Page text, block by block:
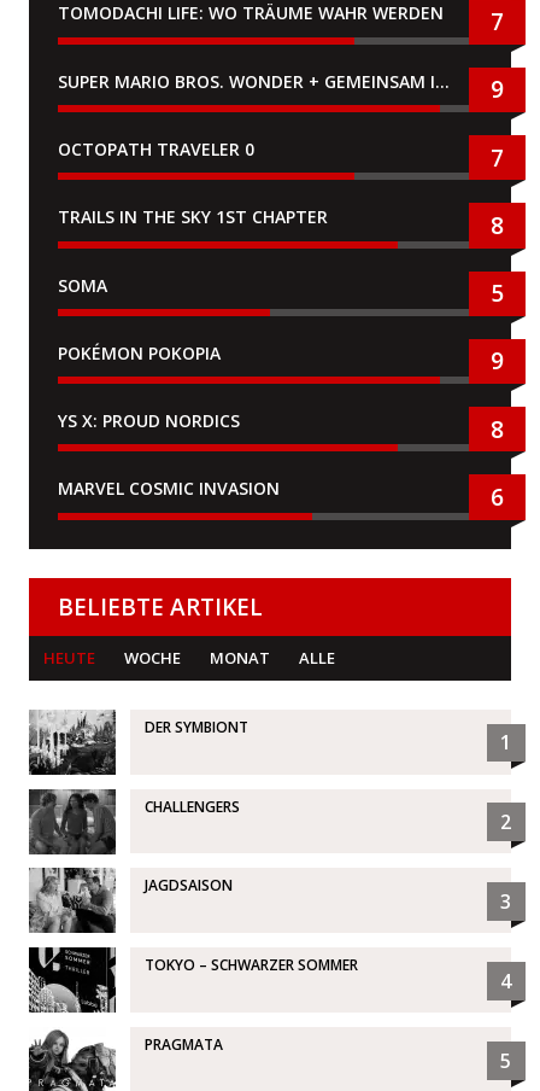
TOMODACHI LIFE: WO TRÄUME WAHR WERDEN 7
SUPER MARIO BROS. WONDER + GEMEINSAM IM BELLABEL-PARK 9
OCTOPATH TRAVELER 0 7
TRAILS IN THE SKY 1ST CHAPTER 8
SOMA 5
POKÉMON POKOPIA 9
YS X: PROUD NORDICS 8
MARVEL COSMIC INVASION 6
BELIEBTE ARTIKEL
HEUTE WOCHE MONAT ALLE
DER SYMBIONT
1
CHALLENGERS
2
JAGDSAISON
3
TOKYO – SCHWARZER SOMMER
4
PRAGMATA
5